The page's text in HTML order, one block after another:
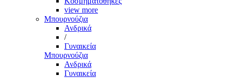
view more
Μπουρνούζια
Ανδρικά
/
Γυναικεία
Μπουρνούζια
Ανδρικά
Γυναικεία